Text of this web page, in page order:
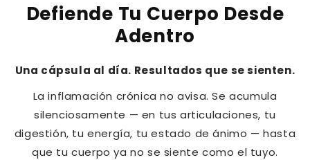
Defiende Tu Cuerpo Desde
Adentro
Una cápsula al día. Resultados que se sienten.
La inflamación crónica no avisa. Se acumula
silenciosamente — en tus articulaciones, tu
digestión, tu energía, tu estado de ánimo — hasta
que tu cuerpo ya no se siente como el tuyo.